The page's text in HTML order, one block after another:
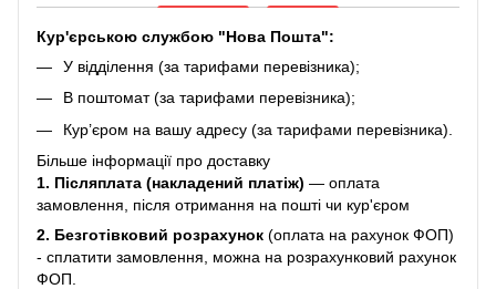
Кур'єрською службою "Нова Пошта":
У відділення (за тарифами перевізника);
В поштомат (за тарифами перевізника);
Кур’єром на вашу адресу (за тарифами перевізника).
Більше інформації про доставку
1. Післяплата (накладений платіж) — оплата
замовлення, після отримання на пошті чи кур'єром
2. Безготівковий розрахунок (оплата на рахунок ФОП)
- сплатити замовлення, можна на розрахунковий рахунок
ФОП.